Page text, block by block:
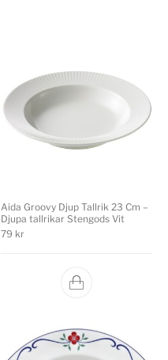
Aida Groovy Djup Tallrik 23 Cm –
Djupa tallrikar Stengods Vit
79 kr